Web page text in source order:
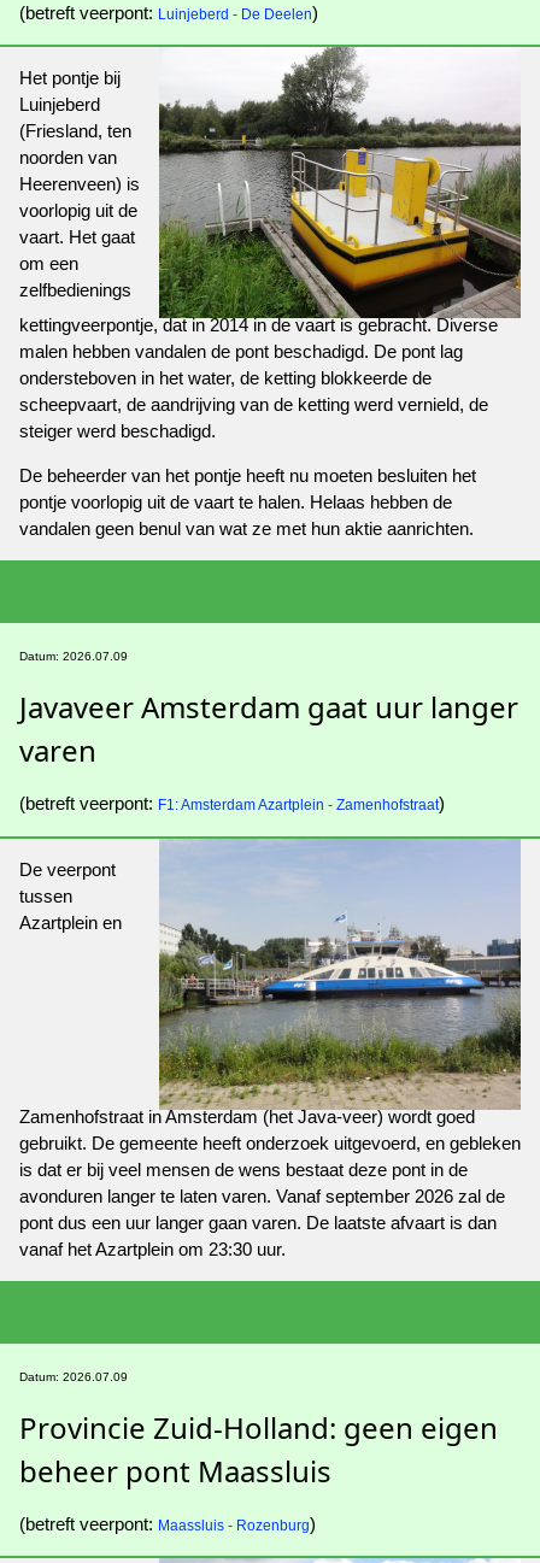
(betreft veerpont: Luinjeberd - De Deelen)
Het pontje bij
Luinjeberd
(Friesland, ten
noorden van
Heerenveen) is
voorlopig uit de
vaart. Het gaat
om een
zelfbedienings
kettingveerpontje, dat in 2014 in de vaart is gebracht. Diverse
malen hebben vandalen de pont beschadigd. De pont lag
ondersteboven in het water, de ketting blokkeerde de
scheepvaart, de aandrijving van de ketting werd vernield, de
steiger werd beschadigd.
De beheerder van het pontje heeft nu moeten besluiten het
pontje voorlopig uit de vaart te halen. Helaas hebben de
vandalen geen benul van wat ze met hun aktie aanrichten.
Datum: 2026.07.09
Javaveer Amsterdam gaat uur langer
varen
(betreft veerpont: F1: Amsterdam Azartplein - Zamenhofstraat)
De veerpont
tussen
Azartplein en
Zamenhofstraat in Amsterdam (het Java-veer) wordt goed
gebruikt. De gemeente heeft onderzoek uitgevoerd, en gebleken
is dat er bij veel mensen de wens bestaat deze pont in de
avonduren langer te laten varen. Vanaf september 2026 zal de
pont dus een uur langer gaan varen. De laatste afvaart is dan
vanaf het Azartplein om 23:30 uur.
Datum: 2026.07.09
Provincie Zuid-Holland: geen eigen
beheer pont Maassluis
(betreft veerpont: Maassluis - Rozenburg)